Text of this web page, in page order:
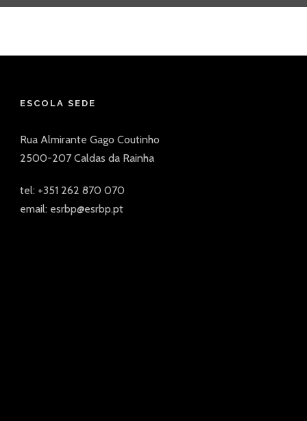
ESCOLA SEDE
Rua Almirante Gago Coutinho
2500-207 Caldas da Rainha
tel: +351 262 870 070
email: esrbp@esrbp.pt